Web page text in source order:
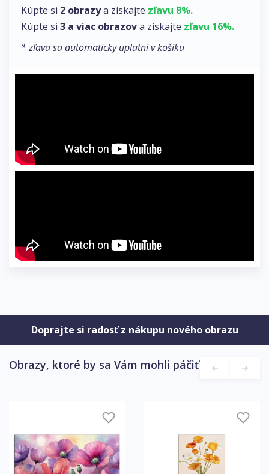
Kúpte si 2 obrazya získajte zľavu 8%.
Kúpte si 3 a viac obrazova získajte zľavu 16%.
* zľava sa automaticky uplatní v košíku
Doprajte si radosť z nákupu nového obrazu
Obrazy, ktoré by sa Vám mohli páčiť